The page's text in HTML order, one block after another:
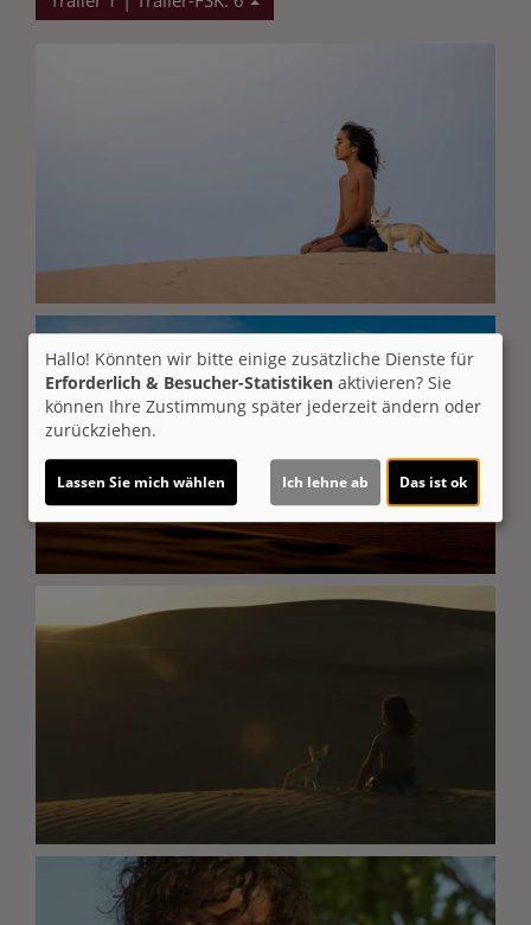
Hallo! Könnten wir bitte einige zusätzliche Dienste für
Erforderlich & Besucher-Statistiken aktivieren? Sie
können Ihre Zustimmung später jederzeit ändern oder
zurückziehen.
Lassen Sie mich wählen Ich lehne ab Das ist ok